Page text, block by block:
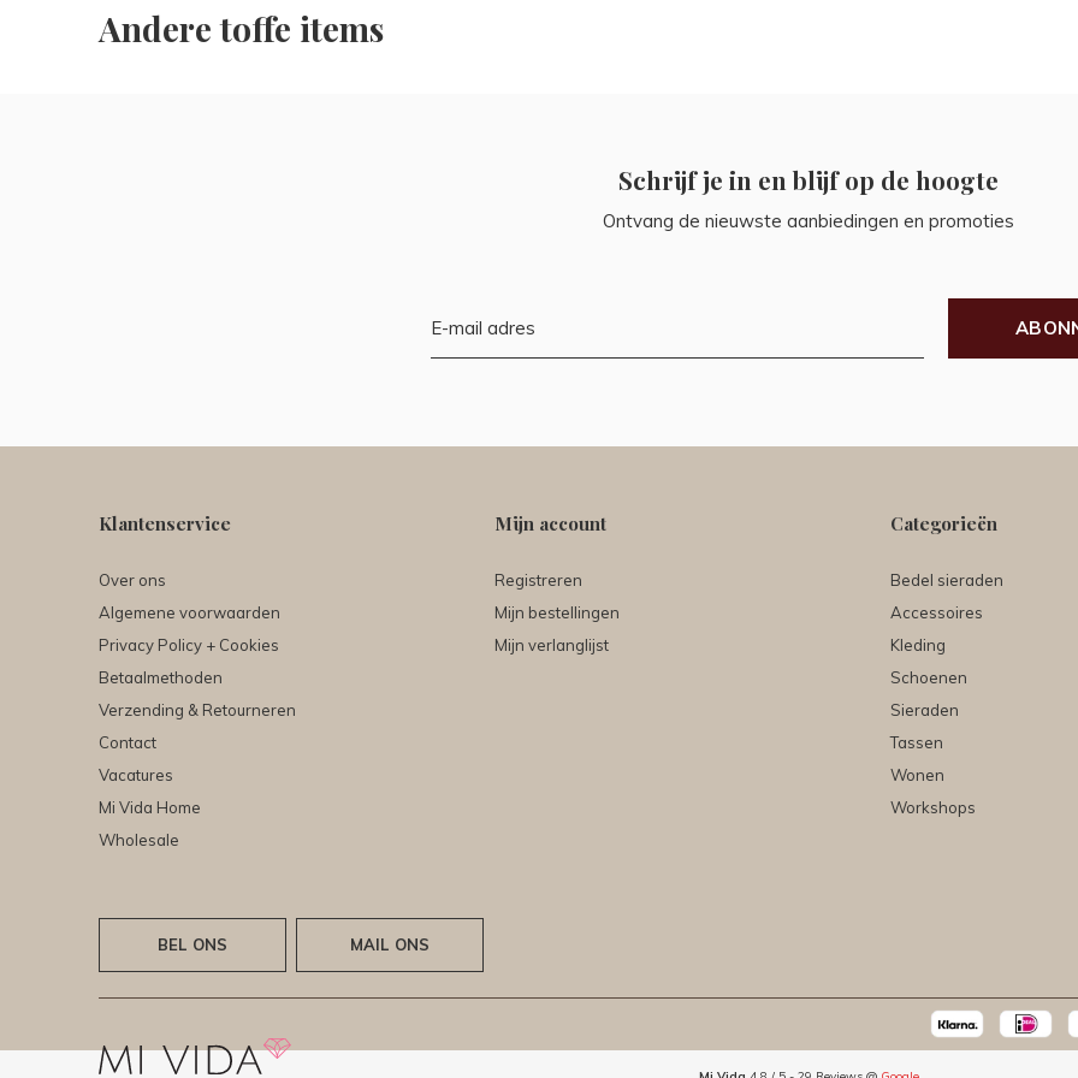
Andere toffe items
Schrijf je in en blijf op de hoogte
Ontvang de nieuwste aanbiedingen en promoties
Klantenservice
Over ons
Algemene voorwaarden
Privacy Policy + Cookies
Betaalmethoden
Verzending & Retourneren
Contact
Vacatures
Mi Vida Home
Wholesale
Mijn account
Registreren
Mijn bestellingen
Mijn verlanglijst
Categorieën
Bedel sieraden
Accessoires
Kleding
Schoenen
Sieraden
Tassen
Wonen
Workshops
BEL ONS MAIL ONS